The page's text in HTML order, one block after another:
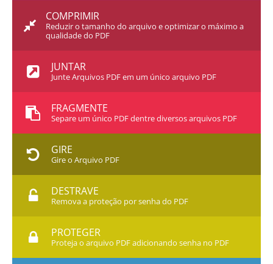
COMPRIMIR
Reduzir o tamanho do arquivo e optimizar o máximo a
qualidade do PDF
JUNTAR
Junte Arquivos PDF em um único arquivo PDF
FRAGMENTE
Separe um único PDF dentre diversos arquivos PDF
GIRE
Gire o Arquivo PDF
DESTRAVE
Remova a proteção por senha do PDF
PROTEGER
Proteja o arquivo PDF adicionando senha no PDF